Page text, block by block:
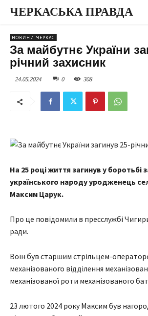
ЧЕРКАСЬКА ПРАВДА
НОВИНИ ЧЕРКАС
За майбутнє України
річний захисник
24.05.2024 0 308
На 25 році життя загинув у боротьбі
українського народу уродженець
Максим Царук.
Про це повідомили в пресслужбі
ради.
Воїн був старшим стрільцем-
механізованого відділення
механізованої роти механізованого
23 лютого 2024 року Максим був